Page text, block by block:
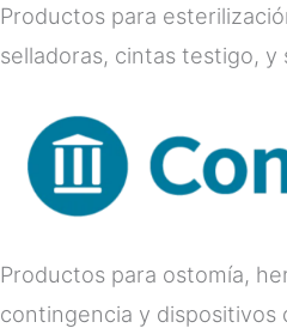
Productos para
selladoras, cintas testigo, y
Productos para ostomía,
contingencia y dispositivos